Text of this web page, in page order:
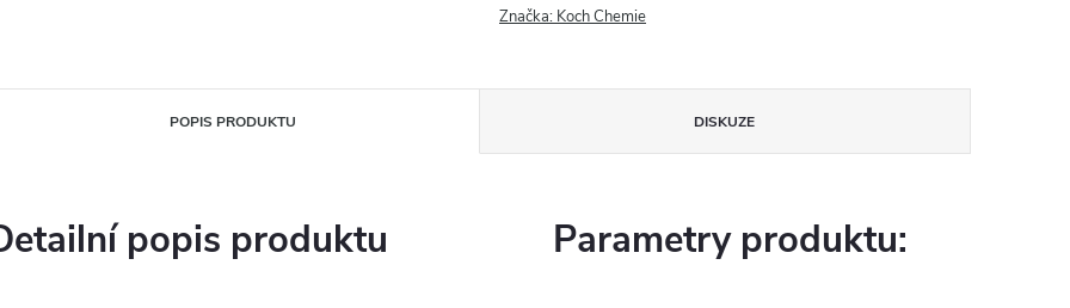
Značka: Koch Chemie
POPIS PRODUKTU DISKUZE
popis produktu Parametry produktu: